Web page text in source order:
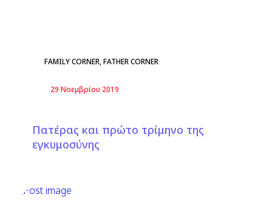
FAMILY CORNER,FATHER CORNER
29 Νοεμβρίου 2019
Πατέρας και πρώτο τρίμηνο της
εγκυμοσύνης